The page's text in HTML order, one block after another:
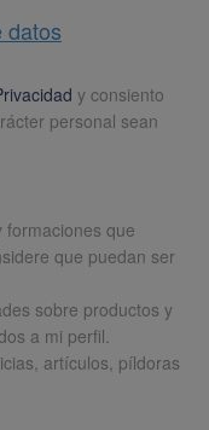
datos
y consiento
personal sean
formaciones que
que puedan ser
sobre productos y
a mi perfil.
artículos, píldoras